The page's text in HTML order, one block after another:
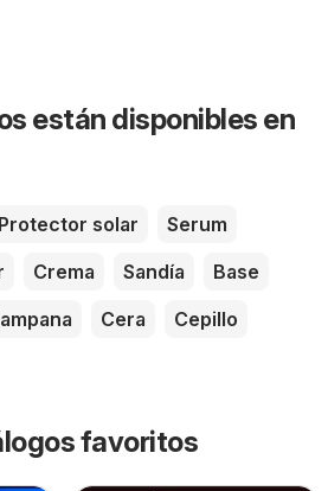
están disponibles en
Protector solar
Serum
Crema Sandía
Base
Cera
Cepillo
favoritos